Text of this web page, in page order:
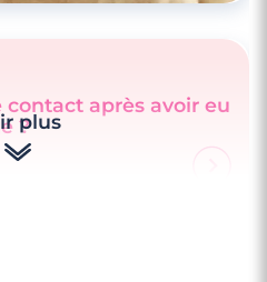
après avoir eu
?
plus